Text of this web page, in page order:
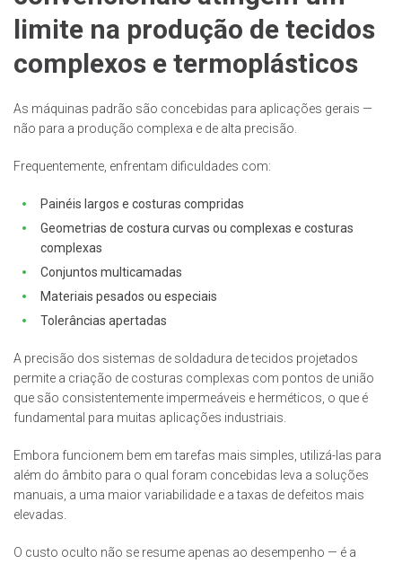
limite na produção de tecidos
complexos e termoplásticos
As máquinas padrão são concebidas para aplicações gerais —
não para a produção complexa e de alta precisão.
Frequentemente, enfrentam dificuldades com:
Painéis largos e costuras compridas
Geometrias de costura curvas ou complexas e costuras
complexas
Conjuntos multicamadas
Materiais pesados ou especiais
Tolerâncias apertadas
A precisão dos sistemas de soldadura de tecidos projetados
permite a criação de costuras complexas com pontos de união
que são consistentemente impermeáveis e herméticos, o que é
fundamental para muitas aplicações industriais.
Embora funcionem bem em tarefas mais simples, utilizá-las para
além do âmbito para o qual foram concebidas leva a soluções
manuais, a uma maior variabilidade e a taxas de defeitos mais
elevadas.
O custo oculto não se resume apenas ao desempenho — é a